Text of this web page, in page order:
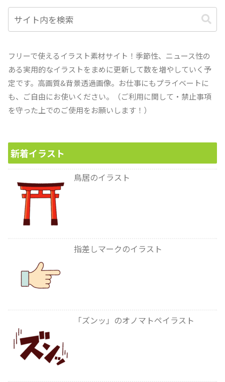
フリーで使えるイラスト素材サイト！季節性、ニュース性の
ある実用的なイラストをまめに更新して数を増やしていく予
定です。高画質&背景透過画像。お仕事にもプライベートに
も、ご自由にお使いください。（ご利用に関して・禁止事項
を守った上でのご使用をお願いします！）
新着イラスト
鳥居のイラスト
指差しマークのイラスト
「ズンッ」のオノマトペイラスト